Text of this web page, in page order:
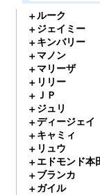
ルーク
ジェイミー
キンバリー
マノン
マリーザ
リリー
ＪＰ
ジュリ
ディージェイ
キャミィ
リュウ
エドモンド本
ブランカ
ガイル